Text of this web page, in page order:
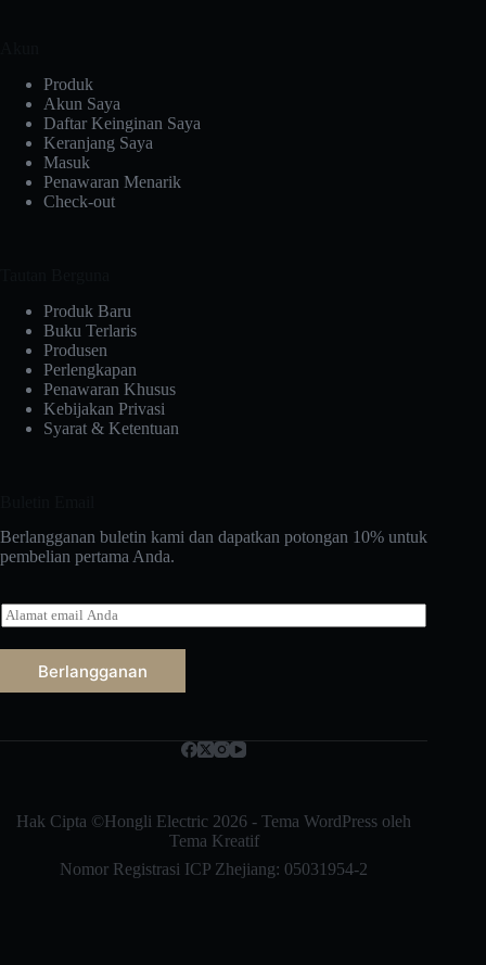
Produk
Akun Saya
Daftar Keinginan Saya
Keranjang Saya
Masuk
Penawaran Menarik
Check-out
Produk Baru
Buku Terlaris
Produsen
Perlengkapan
Penawaran Khusus
Kebijakan Privasi
Syarat & Ketentuan
Berlangganan buletin kami dan dapatkan potongan 10% untuk
pembelian pertama Anda.
E
-
m
Berlangganan
Hak Cipta ©Hongli Electric 2026 - Tema WordPress oleh
Tema Kreatif
Nomor Registrasi ICP Zhejiang: 05031954-2
日本語
ไทย
Nederlands